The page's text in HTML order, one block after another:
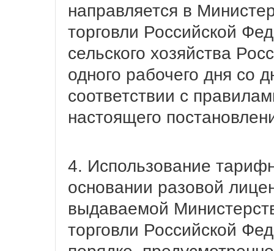
направляется в
торговли Российской
сельского хозяйства
одного рабочего дня со
соответствии с
настоящего
4. Использование
основании разовой
выдаваемой
торговли Российской